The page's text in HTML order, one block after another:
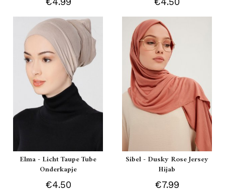
Elma - Licht Taupe Tube
Onderkapje
€4.50
Sibel - Dusky Rose Jersey
Hijab
€7.99